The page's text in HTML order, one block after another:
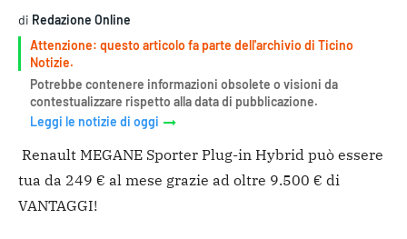
di Redazione Online
Attenzione: questo articolo fa parte dell'archivio di Ticino
Notizie.
Potrebbe contenere informazioni obsolete o visioni da
contestualizzare rispetto alla data di pubblicazione.
Leggi le notizie di oggi
Renault MEGANE Sporter Plug-in Hybrid può essere
tua da 249 € al mese grazie ad oltre 9.500 € di
VANTAGGI!